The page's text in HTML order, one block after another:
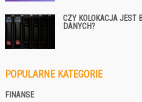
CZY KOLOKACJA JEST
DANYCH?
POPULARNE KATEGORIE
FINANSE